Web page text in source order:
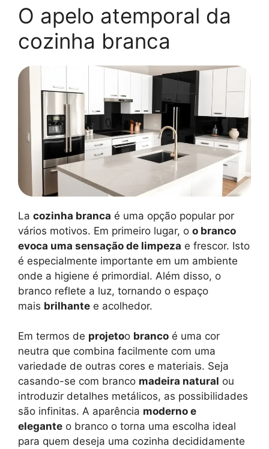
O apelo atemporal da
cozinha branca
La cozinha branca é uma opção popular por
vários motivos. Em primeiro lugar, o o branco
evoca uma sensação de limpeza e frescor. Isto
é especialmente importante em um ambiente
onde a higiene é primordial. Além disso, o
branco reflete a luz, tornando o espaço
mais brilhante e acolhedor.
Em termos de projetoo branco é uma cor
neutra que combina facilmente com uma
variedade de outras cores e materiais. Seja
casando-se com branco madeira natural ou
introduzir detalhes metálicos, as possibilidades
são infinitas. A aparência moderno e
elegante o branco o torna uma escolha ideal
para quem deseja uma cozinha decididamente